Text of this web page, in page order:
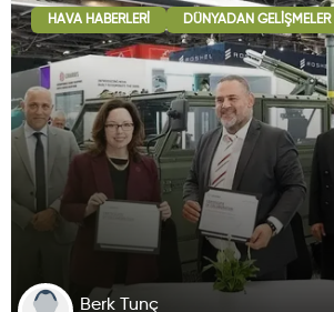
HAVA HABERLERI DÜNYADAN GELIŞMELER
Berk Tunç